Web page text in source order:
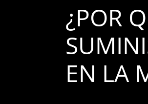
¿POR
EN LA